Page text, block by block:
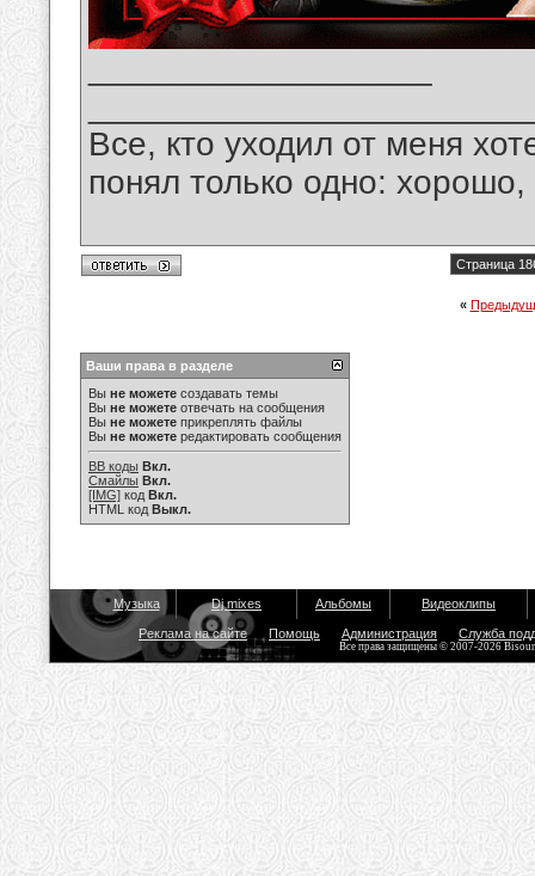
Все, кто уходил от меня
понял только одно:
Страница
«
Ваши права в разделе
Вы не можете создавать темы
Вы не можете отвечать на сообщения
Вы не можете прикреплять файлы
Вы не можете редактировать сообщения
BB коды Вкл.
Смайлы Вкл.
[IMG] код Вкл.
HTML код Выкл.
Музыка Dj mixes Альбомы Видеоклипы
Реклама на сайте Помощь Администрация Служба
Все права защищены © 2007-2026